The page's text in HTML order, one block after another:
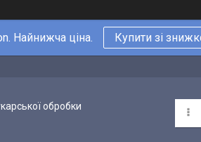
Найнижча ціна. Купити зі
обробки